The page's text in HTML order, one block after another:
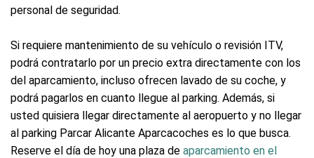
personal de seguridad.
Si requiere mantenimiento de su vehículo o revisión ITV,
podrá contratarlo por un precio extra directamente con los
del aparcamiento, incluso ofrecen lavado de su coche, y
podrá pagarlos en cuanto llegue al parking. Además, si
usted quisiera llegar directamente al aeropuerto y no llegar
al parking Parcar Alicante Aparcacoches es lo que busca.
Reserve el día de hoy una plaza de aparcamiento en el